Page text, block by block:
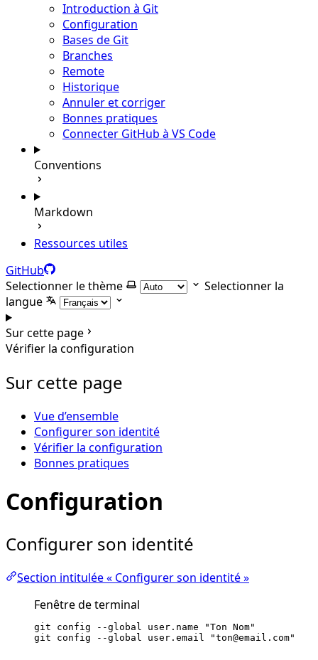
Introduction à Git
Configuration
Bases de Git
Branches
Remote
Historique
Annuler et corriger
Bonnes pratiques
Connecter GitHub à VS Code
Conventions
Markdown
Ressources utiles
GitHub
Selectionner le thème
Selectionner la
langue
Sur cette page
Vérifier la configuration
Sur cette page
Vue d’ensemble
Configurer son identité
Vérifier la configuration
Bonnes pratiques
Configuration
Configurer son identité
Section intitulée « Configurer son identité »
Fenêtre de terminal
git config --global user.name "Ton Nom"
git
config --global user.email "ton@email.com"